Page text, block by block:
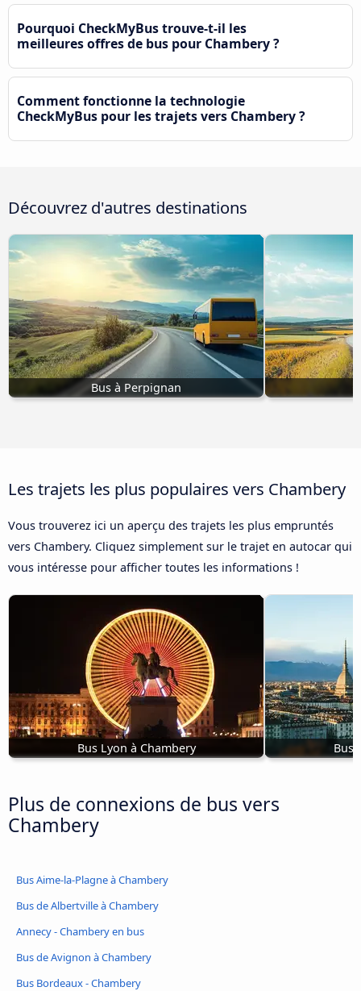
Pourquoi CheckMyBus trouve-t-il les
meilleures offres de bus pour Chambery ?
Comment fonctionne la technologie
CheckMyBus pour les trajets vers Chambery ?
Découvrez d'autres destinations
Bus à Perpignan
Les trajets les plus populaires vers Chambery
Vous trouverez ici un aperçu des trajets les plus empruntés
vers Chambery. Cliquez simplement sur le trajet en autocar qui
vous intéresse pour afficher toutes les informations !
Bus Lyon à Chambery Bus
Plus de connexions de bus vers
Chambery
Bus Aime-la-Plagne à Chambery
Bus de Albertville à Chambery
Annecy - Chambery en bus
Bus de Avignon à Chambery
Bus Bordeaux - Chambery